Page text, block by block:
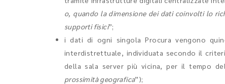
o, quando la dimensione dei dati coinvolti lo
supporti fisici”;
i dati di ogni singola Procura vengono
interdistrettuale, individuata secondo il
della sala server più vicina, per il tempo
prossimità geografica”);